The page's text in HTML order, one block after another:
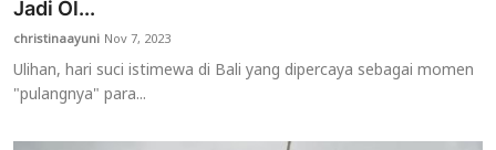
Jadi Ol...
christinaayuni Nov 7, 2023
Ulihan, hari suci istimewa di Bali yang dipercaya sebagai momen
"pulangnya" para...